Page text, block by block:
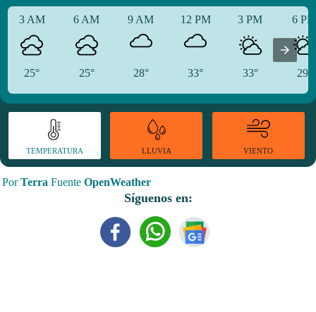
3 AM
25°
6 AM
25°
9 AM
28°
12 PM
33°
3 PM
33°
6
29°
TEMPERATURA LLUVIA VIENTO
PorTerra Fuente OpenWeather
Síguenos en: